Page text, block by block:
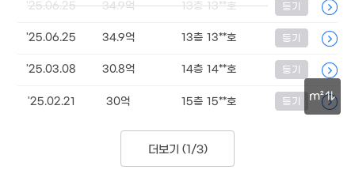
m²
'25.06.25 34.9억 13층 13**호 등기
'25.06.25 34.9억 13층 13**호 등기
'25.03.08 30.8억 14층 14**호 등기
'25.02.21 30억 15층 15**호 등기
더보기 (1/3)